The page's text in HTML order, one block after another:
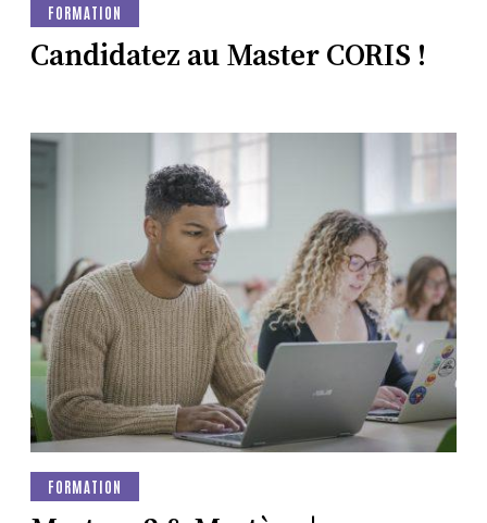
FORMATION
Candidatez au Master CORIS !
FORMATION